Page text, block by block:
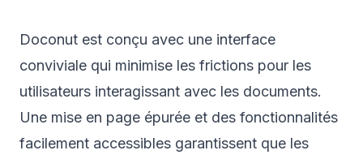
Doconut est conçu avec une interface
conviviale qui minimise les frictions pour les
utilisateurs interagissant avec les documents.
Une mise en page épurée et des fonctionnalités
facilement accessibles garantissent que les